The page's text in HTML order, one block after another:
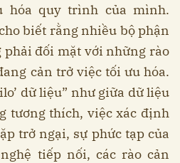
hóa quy trình của mình.
biết rằng nhiều bộ phận
đối mặt với những rào
cản trở việc tối ưu hóa.
dữ liệu” như giữa dữ liệu
tương thích, việc xác định
trở ngại, sự phức tạp của
tiếp nối, các rào cản